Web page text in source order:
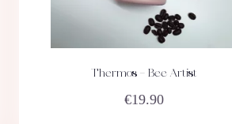
ACHETEZ DÉTAILS
Thermos – Bee Artist
€19.90